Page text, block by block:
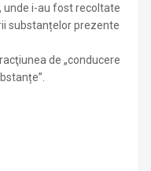
unde i-au fost recoltate
substanțelor prezente
de „conducere